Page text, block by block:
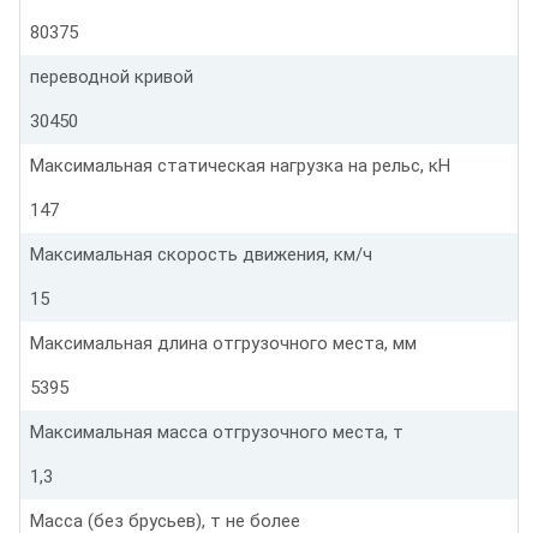
80375
переводной кривой
30450
Максимальная статическая нагрузка на рельс, кН
147
Максимальная скорость движения, км/ч
15
Максимальная длина отгрузочного места, мм
5395
Максимальная масса отгрузочного места, т
1,3
Масса (без брусьев), т не более